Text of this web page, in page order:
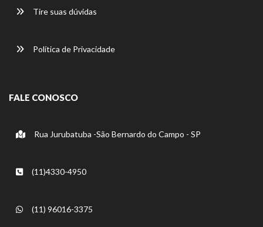
Tire suas dúvidas
Política de Privacidade
FALE CONOSCO
Rua Jurubatuba -São Bernardo do Campo - SP
(11)4330-4950
(11) 96016-3375